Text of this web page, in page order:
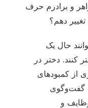
و برادرم حرف
دهم؟
حال یک
کنند. دختر در
از کمبودهای
گفت‌وگوی
و